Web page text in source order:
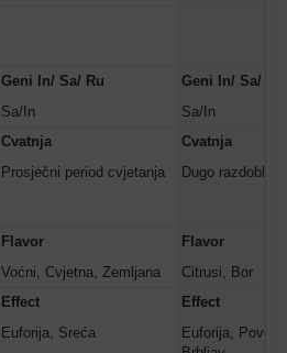
Geni In/ Sa/ Ru
Sa/In
Geni In/ Sa/ Ru
Sa/In
Cvatnja
Prosječni period cvjetanja
Cvatnja
Dugo razdoblje
Flavor
Voćni, Cvjetna, Zemljana
Flavor
Citrusi, Bor
Effect
Euforija, Sreća
Effect
Euforija,